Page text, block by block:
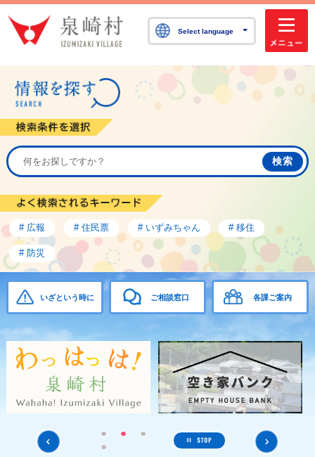
泉崎村公式ホームペ
Select language
情報を探す
# 広報 # 住民票 # いずみちゃん # 移住
# 防災
いざという時に ご相談窓口 各課ご案内
停止